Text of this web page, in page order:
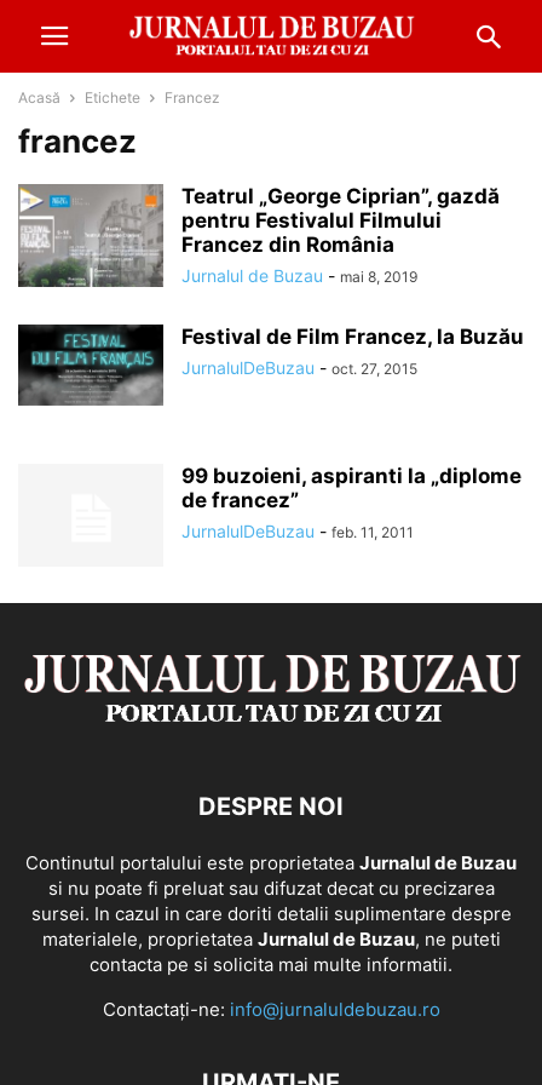
Acasă Etichete Francez
francez
Teatrul „George Ciprian”, gazdă
pentru Festivalul Filmului
Francez din România
Jurnalul de Buzau - mai 8, 2019
Festival de Film Francez, la Buzău
JurnalulDeBuzau - oct. 27, 2015
99 buzoieni, aspiranti la „diplome
de francez”
JurnalulDeBuzau - feb. 11, 2011
DESPRE NOI
Continutul portalului este proprietatea Jurnalul de Buzau
si nu poate fi preluat sau difuzat decat cu precizarea
sursei. In cazul in care doriti detalii suplimentare despre
materialele, proprietatea Jurnalul de Buzau, ne puteti
contacta pe si solicita mai multe informatii.
Contactați-ne: info@jurnaluldebuzau.ro